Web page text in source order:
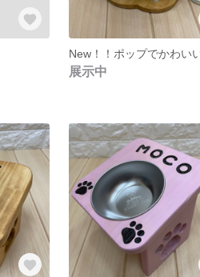
展示中